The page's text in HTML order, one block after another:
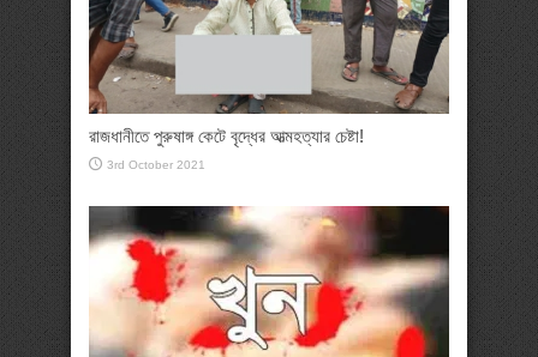
রাজধানীতে পুরুষাঙ্গ কেটে বৃদ্ধের আত্মহত্যার চেষ্টা!
3rd October 2021